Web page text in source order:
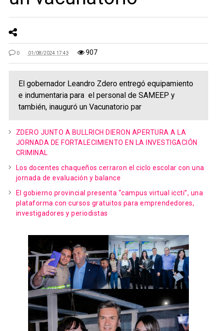
0 01/08/2024 17:43 907
El gobernador Leandro Zdero entregó equipamiento
e indumentaria para el personal de SAMEEP y
también, inauguró un Vacunatorio par
ZDERO JUNTO A BULLRICH DIERON APERTURA A LA
JORNADA DE FORTALECIMIENTO EN LA INVESTIGACIÓN
CRIMINAL
Los docentes chaqueños cerraron el ciclo escolar con una
jornada de evaluación y balance
El gobierno provincial presenta “campus virtual iccti”, una
plataforma con cursos gratuitos para emprendedores,
investigadores y periodistas